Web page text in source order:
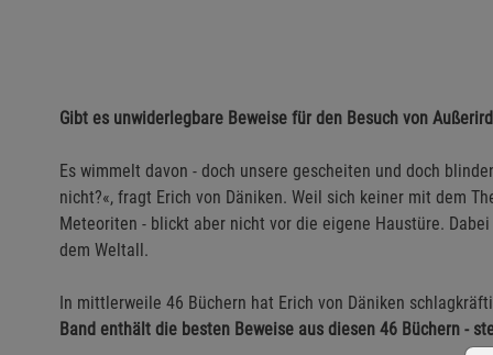
Gibt es unwiderlegbare Beweise für den Besuch von
Es wimmelt davon - doch unsere gescheiten und doch
nicht?«, fragt Erich von Däniken. Weil sich keiner mit dem
Meteoriten - blickt aber nicht vor die eigene Haustüre.
dem Weltall.
In mittlerweile 46 Büchern hat Erich von Däniken
Band enthält die besten Beweise aus diesen 46 Büchern -